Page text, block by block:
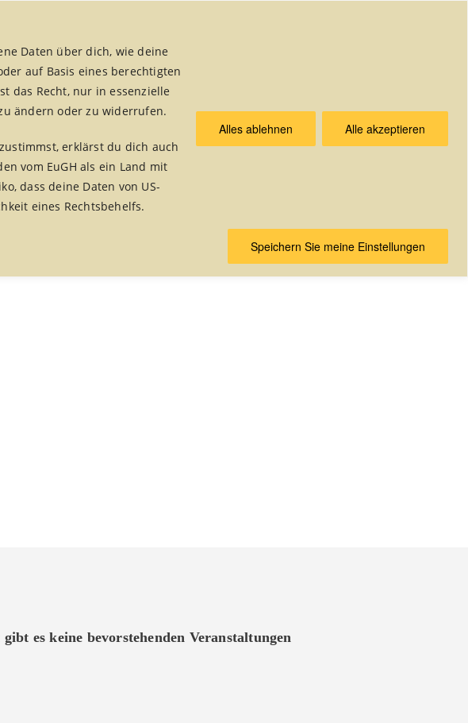
Daten über dich, wie deine
auf Basis eines berechtigten
das Recht, nur in essenzielle
ändern oder zu widerrufen.
erklärst du dich auch
vom EuGH als ein Land mit
dass deine Daten von US-
eines Rechtsbehelfs.
Alles ablehnen Alle akzeptieren
Speichern Sie meine Einstellungen
es keine bevorstehenden Veranstaltungen